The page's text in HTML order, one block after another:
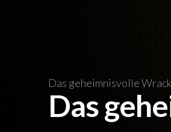
Das geheimnisvolle Wrack
Das